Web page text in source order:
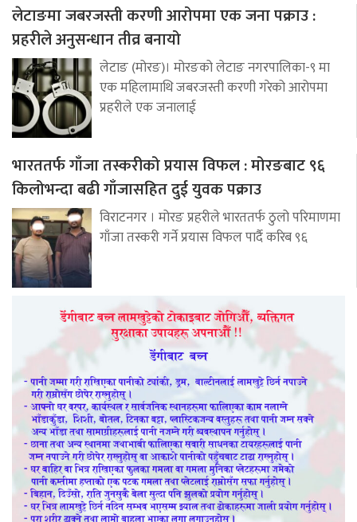
लेटाङमा जबरजस्ती करणी आरोपमा एक जना पक्राउ :
प्रहरीले अनुसन्धान तीव्र बनायो
लेटाङ (मोरङ)। मोरङको लेटाङ नगरपालिका-९ मा
एक महिलामाथि जबरजस्ती करणी गरेको आरोपमा
प्रहरीले एक जनालाई
भारततर्फ गाँजा तस्करीको प्रयास विफल : मोरङबाट ९६
किलोभन्दा बढी गाँजासहित दुई युवक पक्राउ
विराटनगर । मोरङ प्रहरीले भारततर्फ ठुलो परिमाणमा
गाँजा तस्करी गर्ने प्रयास विफल पार्दै करिब ९६